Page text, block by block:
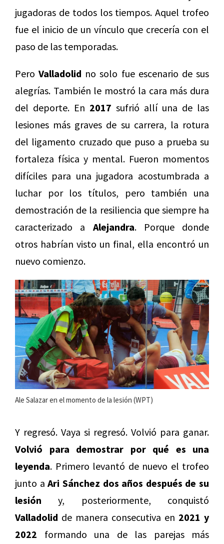
jugadoras de todos los tiempos. Aquel trofeo
fue el inicio de un vínculo que crecería con el
paso de las temporadas.
PeroValladolid no solo fue escenario de sus
alegrías. También le mostró la cara más dura
del deporte. En 2017 sufrió allí una de las
lesiones más graves de su carrera, la rotura
del ligamento cruzado que puso a prueba su
fortaleza física y mental. Fueron momentos
difíciles para una jugadora acostumbrada a
luchar por los títulos, pero también una
demostración de la resiliencia que siempre ha
caracterizado a Alejandra. Porque donde
otros habrían visto un final, ella encontró un
nuevo comienzo.
Ale Salazar en el momento de la lesión (WPT)
Y regresó. Vaya si regresó. Volvió para ganar.
Volvió para demostrar por qué es una
leyenda. Primero levantó de nuevo el trofeo
junto aAri Sánchez dos años después de su
lesión y, posteriormente, conquistó
Valladolid de manera consecutiva en 2021 y
2022 formando una de las parejas más